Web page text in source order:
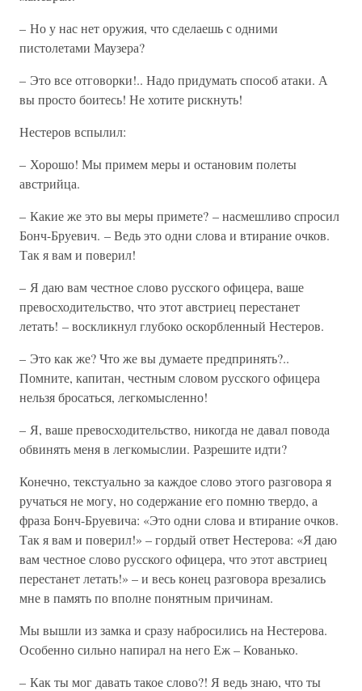
– Но у нас нет оружия, что сделаешь с одними
пистолетами Маузера?
– Это все отговорки!.. Надо придумать способ атаки. А
вы просто боитесь! Не хотите рискнуть!
Нестеров вспылил:
– Хорошо! Мы примем меры и остановим полеты
австрийца.
– Какие же это вы меры примете? – насмешливо спросил
Бонч-Бруевич. – Ведь это одни слова и втирание очков.
Так я вам и поверил!
– Я даю вам честное слово русского офицера, ваше
превосходительство, что этот австриец перестанет
летать! – воскликнул глубоко оскорбленный Нестеров.
– Это как же? Что же вы думаете предпринять?..
Помните, капитан, честным словом русского офицера
нельзя бросаться, легкомысленно!
– Я, ваше превосходительство, никогда не давал повода
обвинять меня в легкомыслии. Разрешите идти?
Конечно, текстуально за каждое слово этого разговора я
ручаться не могу, но содержание его помню твердо, а
фраза Бонч-Бруевича: «Это одни слова и втирание очков.
Так я вам и поверил!» – гордый ответ Нестерова: «Я даю
вам честное слово русского офицера, что этот австриец
перестанет летать!» – и весь конец разговора врезались
мне в память по вполне понятным причинам.
Мы вышли из замка и сразу набросились на Нестерова.
Особенно сильно напирал на него Еж – Кованько.
– Как ты мог давать такое слово?! Я ведь знаю, что ты